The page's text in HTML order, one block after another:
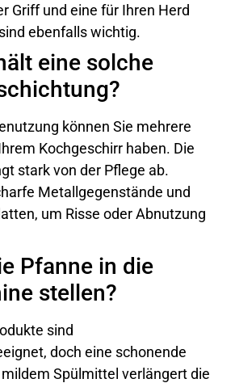
Griff und eine für Ihren Herd
ebenfalls wichtig.
eine solche
können Sie mehrere
Kochgeschirr haben. Die
stark von der Pflege ab.
Metallgegenstände und
um Risse oder Abnutzung
Pfanne in die
stellen?
sind
doch eine schonende
Spülmittel verlängert die